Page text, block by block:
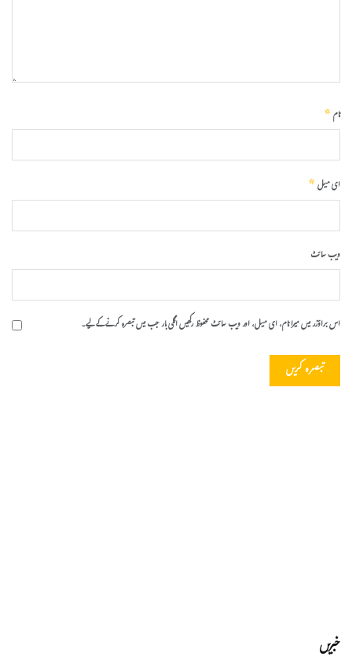
نام*
ای میل*
ویب‌ سائٹ
اس براؤزر میں میرا نام، ای میل، اور ویب سائٹ محفوظ رکھیں اگلی بار جب میں تبصرہ کرنے کےلیے۔
خبریں